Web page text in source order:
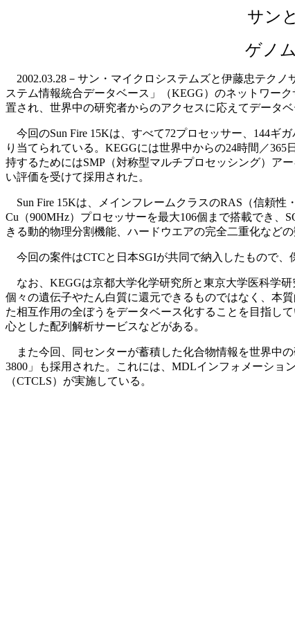
サン
ゲノ
2002.03.28－サン・マイクロシステムズと伊藤忠テク
ステム情報統合データベース」（KEGG）のネットワー
置され、世界中の研究者からのアクセスに応えてデータ
今回のSun Fire 15Kは、すべて72プロセッサー、144ギ
り当てられている。KEGGには世界中からの24時間／
持するためにはSMP（対称型マルチプロセッシング）ア
い評価を受けて採用された。
Sun Fire 15Kは、メインフレームクラスのRAS（信頼性
Cu（900MHz）プロセッサーを最大106個まで搭載でき
きる動的物理分割機能、ハードウエアの完全二重化など
今回の案件はCTCと日本SGIが共同で納入したもので、
なお、KEGGは京都大学化学研究所と東京大学医科学
個々の遺伝子やたん白質に還元できるものではなく、本
た相互作用の全ぼうをデータベース化することを目指し
心とした配列解析サービスなどがある。
また今回、同センターが蓄積した化合物情報を世界中
3800」も採用された。これには、MDLインフォメーショ
（CTCLS）が実施している。